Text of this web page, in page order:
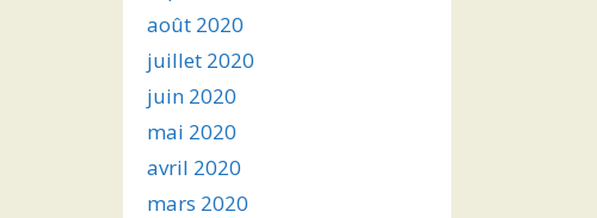
août 2020
juillet 2020
juin 2020
mai 2020
avril 2020
mars 2020